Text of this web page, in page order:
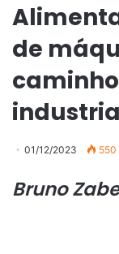
de
01/12/2023 550
Bruno